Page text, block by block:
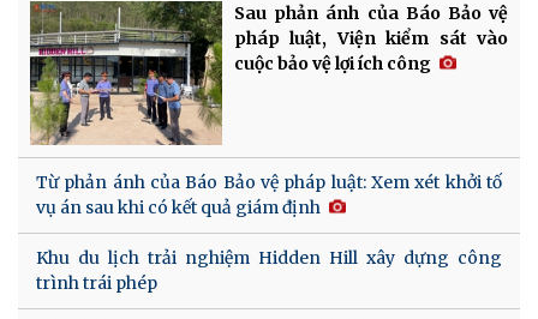
Sau phản ánh của Báo Bảo vệ
pháp luật, Viện kiểm sát vào
cuộc bảo vệ lợi ích công
Từ phản ánh của Báo Bảo vệ pháp luật: Xem xét khởi tố
vụ án sau khi có kết quả giám định
Khu du lịch trải nghiệm Hidden Hill xây dựng công
trình trái phép